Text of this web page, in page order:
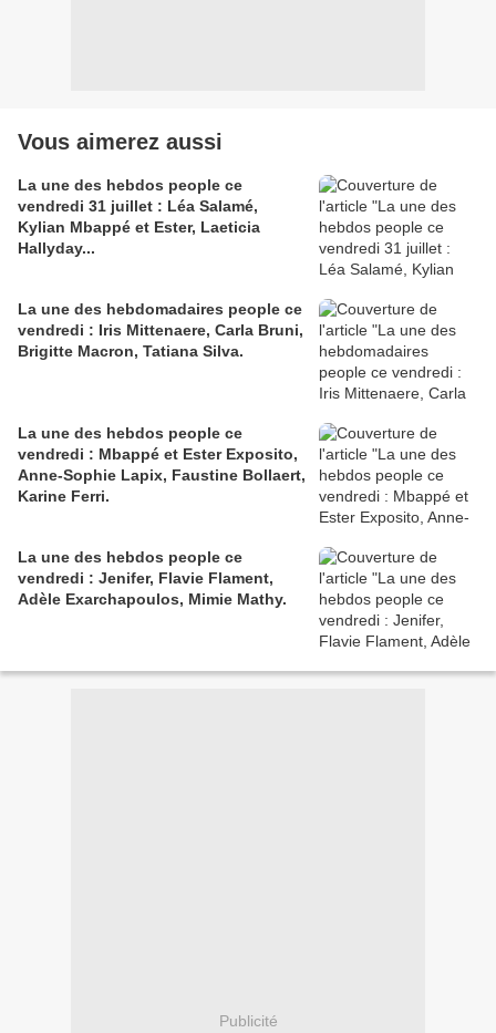
Vous aimerez aussi
La une des hebdos people ce
vendredi 31 juillet : Léa Salamé,
Kylian Mbappé et Ester, Laeticia
Hallyday...
La une des hebdomadaires people ce
vendredi : Iris Mittenaere, Carla Bruni,
Brigitte Macron, Tatiana Silva.
La une des hebdos people ce
vendredi : Mbappé et Ester Exposito,
Anne-Sophie Lapix, Faustine Bollaert,
Karine Ferri.
La une des hebdos people ce
vendredi : Jenifer, Flavie Flament,
Adèle Exarchapoulos, Mimie Mathy.
Publicité